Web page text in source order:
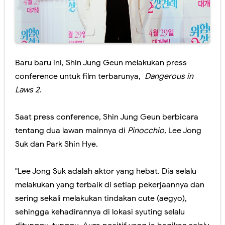
Baru baru ini, Shin Jung Geun melakukan press
conference untuk film terbarunya, Dangerous in
Laws 2.
Saat press conference, Shin Jung Geun berbicara
tentang dua lawan mainnya di Pinocchio, Lee Jong
Suk dan Park Shin Hye.
"Lee Jong Suk adalah aktor yang hebat. Dia selalu
melakukan yang terbaik di setiap pekerjaannya dan
sering sekali melakukan tindakan cute (aegyo),
sehingga kehadirannya di lokasi syuting selalu